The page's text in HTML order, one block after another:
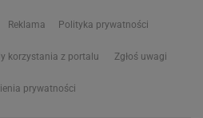
Reklama Polityka prywatności
korzystania z portalu Zgłoś uwagi
prywatności